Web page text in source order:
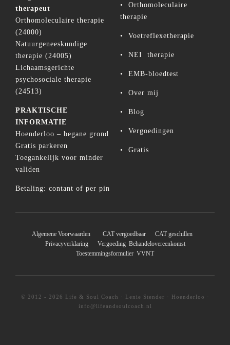
therapeut
Orthomoleculaire therapie
(24000)
Natuurgeneeskundige
therapie (24005)
Lichaamsgerichte
psychosociale therapie
(24513)
PRAKTISCHE
INFORMATIE
Hoenderloo – begane grond
Gratis parkeren
Toegankelijk voor minder
validen
Betaling: contant of per pin
• Orthomoleculaire
therapie
• Voetreflexetherapie
• NEI therapie
• EMB-bloedtest
• Over mij
• Blog
• Vergoedingen
• Gratis
Algemene Voorwaarden CAT vergoedbaar
CAT geschillen
Privacyverklaring
Vergoeding Behandelovereenkomst
Toestemmingsformulier VVNT
© 2012 - 2026 Life & Soul Coach · Lenie Stender · Hoenderloo ·
info@lifeandsoulcoach.nl